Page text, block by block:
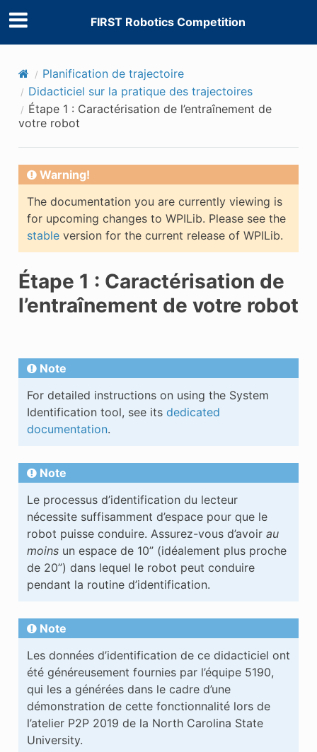
FIRST Robotics Competition
Planification de trajectoire
Didacticiel sur la pratique des trajectoires
Étape 1 : Caractérisation de l’entraînement de
votre robot
Warning!
The documentation you are currently viewing is
for upcoming changes to WPILib. Please see the
stableversion for the current release of WPILib.
Étape 1 : Caractérisation de
l’entraînement de votre robot
Note
For detailed instructions on using the System
Identification tool, see its dedicated
documentation.
Note
Le processus d’identification du lecteur
nécessite suffisamment d’espace pour que le
robot puisse conduire. Assurez-vous d’avoir au
moinsun espace de 10” (idéalement plus proche
de 20”) dans lequel le robot peut conduire
pendant la routine d’identification.
Note
Les données d’identification de ce didacticiel ont
été généreusement fournies par l’équipe 5190,
qui les a générées dans le cadre d’une
démonstration de cette fonctionnalité lors de
l’atelier P2P 2019 de la North Carolina State
University.